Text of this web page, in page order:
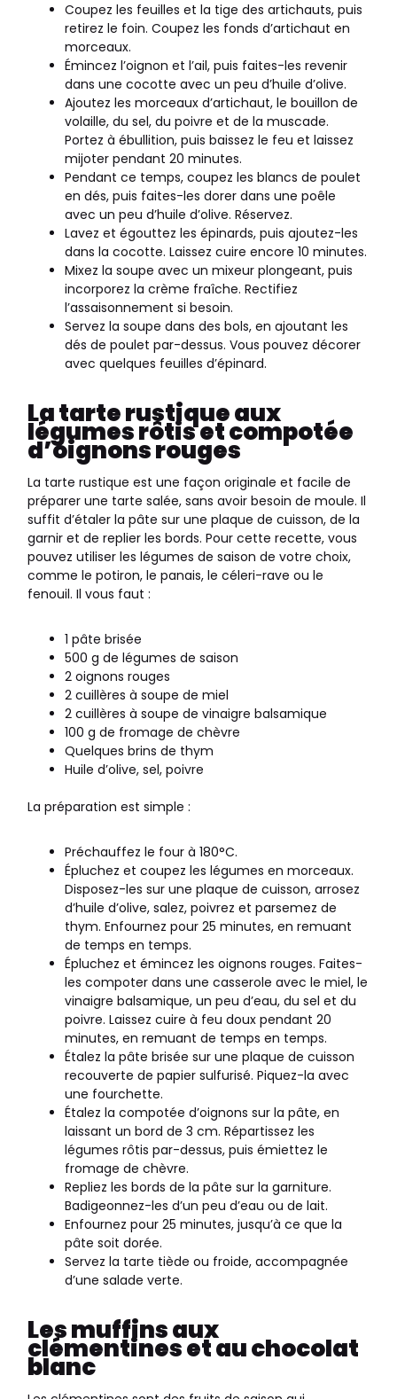
Coupez les feuilles et la tige des artichauts, puis
retirez le foin. Coupez les fonds d’artichaut en
morceaux.
Émincez l’oignon et l’ail, puis faites-les revenir
dans une cocotte avec un peu d’huile d’olive.
Ajoutez les morceaux d’artichaut, le bouillon de
volaille, du sel, du poivre et de la muscade.
Portez à ébullition, puis baissez le feu et laissez
mijoter pendant 20 minutes.
Pendant ce temps, coupez les blancs de poulet
en dés, puis faites-les dorer dans une poêle
avec un peu d’huile d’olive. Réservez.
Lavez et égouttez les épinards, puis ajoutez-les
dans la cocotte. Laissez cuire encore 10 minutes.
Mixez la soupe avec un mixeur plongeant, puis
incorporez la crème fraîche. Rectifiez
l’assaisonnement si besoin.
Servez la soupe dans des bols, en ajoutant les
dés de poulet par-dessus. Vous pouvez décorer
avec quelques feuilles d’épinard.
La tarte rustique aux
légumes rôtis et compotée
d’oignons rouges
La tarte rustique est une façon originale et facile de
préparer une tarte salée, sans avoir besoin de moule. Il
suffit d’étaler la pâte sur une plaque de cuisson, de la
garnir et de replier les bords. Pour cette recette, vous
pouvez utiliser les légumes de saison de votre choix,
comme le potiron, le panais, le céleri-rave ou le
fenouil. Il vous faut :
1 pâte brisée
500 g de légumes de saison
2 oignons rouges
2 cuillères à soupe de miel
2 cuillères à soupe de vinaigre balsamique
100 g de fromage de chèvre
Quelques brins de thym
Huile d’olive, sel, poivre
La préparation est simple :
Préchauffez le four à 180°C.
Épluchez et coupez les légumes en morceaux.
Disposez-les sur une plaque de cuisson, arrosez
d’huile d’olive, salez, poivrez et parsemez de
thym. Enfournez pour 25 minutes, en remuant
de temps en temps.
Épluchez et émincez les oignons rouges. Faites-
les compoter dans une casserole avec le miel, le
vinaigre balsamique, un peu d’eau, du sel et du
poivre. Laissez cuire à feu doux pendant 20
minutes, en remuant de temps en temps.
Étalez la pâte brisée sur une plaque de cuisson
recouverte de papier sulfurisé. Piquez-la avec
une fourchette.
Étalez la compotée d’oignons sur la pâte, en
laissant un bord de 3 cm. Répartissez les
légumes rôtis par-dessus, puis émiettez le
fromage de chèvre.
Repliez les bords de la pâte sur la garniture.
Badigeonnez-les d’un peu d’eau ou de lait.
Enfournez pour 25 minutes, jusqu’à ce que la
pâte soit dorée.
Servez la tarte tiède ou froide, accompagnée
d’une salade verte.
Les muffins aux
clémentines et au chocolat
blanc